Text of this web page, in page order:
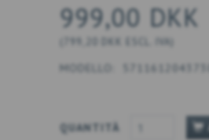
999,00 DKK
799,20 DKK ESCL. IVA
MODELLO: 5711612043730
QUANTITÀ